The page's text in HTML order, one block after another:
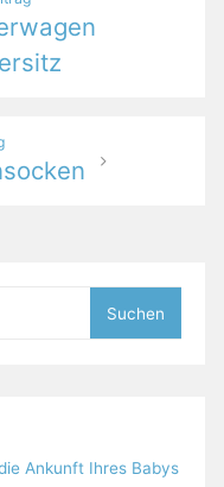
Ankunft Ihres Babys